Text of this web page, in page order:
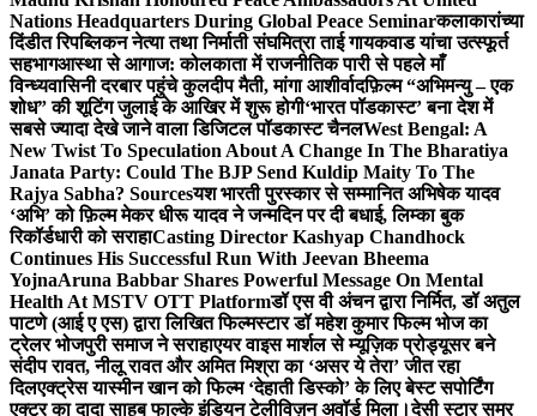
Nations Headquarters During Global Peace Seminarकलाकारांच्या
दिंडीत रिपब्लिकन नेत्या तथा निर्माती संघमित्रा ताई गायकवाड यांचा उत्स्फूर्त
सहभागआस्था से आगाज: कोलकाता में राजनीतिक पारी से पहले माँ
विन्ध्यवासिनी दरबार पहुंचे कुलदीप मैती, मांगा आशीर्वादफ़िल्म “अभिमन्यु – एक
शोध” की शूटिंग जुलाई के आखिर में शुरू होगी‘भारत पॉडकास्ट’ बना देश में
सबसे ज्यादा देखे जाने वाला डिजिटल पॉडकास्ट चैनलWest Bengal: A
New Twist To Speculation About A Change In The Bharatiya
Janata Party: Could The BJP Send Kuldip Maity To The
Rajya Sabha? Sourcesयश भारती पुरस्कार से सम्मानित अभिषेक यादव
‘अभि’ को फ़िल्म मेकर धीरू यादव ने जन्मदिन पर दी बधाई, लिम्का बुक
रिकॉर्डधारी को सराहाCasting Director Kashyap Chandhock
Continues His Successful Run With Jeevan Bheema
YojnaAruna Babbar Shares Powerful Message On Mental
Health At MSTV OTT Platformडॉ एस वी अंचन द्वारा निर्मित, डॉ अतुल
पाटणे (आई ए एस) द्वारा लिखित फिल्मस्टार डॉ महेश कुमार फिल्म भोज का
ट्रेलर भोजपुरी समाज ने सराहाएयर वाइस मार्शल से म्यूज़िक प्रोड्यूसर बने
संदीप रावत, नीलू रावत और अमित मिश्रा का ‘असर ये तेरा’ जीत रहा
दिलएक्ट्रेस यास्मीन खान को फिल्म ‘देहाती डिस्को’ के लिए बेस्ट सपोर्टिंग
एक्टर का दादा साहब फाल्के इंडियन टेलीविज़न अवॉर्ड मिला।देसी स्टार समर